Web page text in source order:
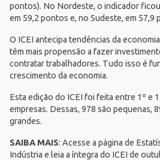
pontos). No Nordeste, o indicador
em 59,2 pontos e, no Sudeste, em 57,9
O ICEI antecipa tendências da
têm mais propensão a fazer
contratar trabalhadores. Tudo isso é
crescimento da economia.
Esta edição do ICEI foi feita entre 1º e
empresas. Dessas, 978 são pequenas,
grandes.
SAIBA MAIS: Acesse a página de
Indústria e leia a íntegra do ICEI de